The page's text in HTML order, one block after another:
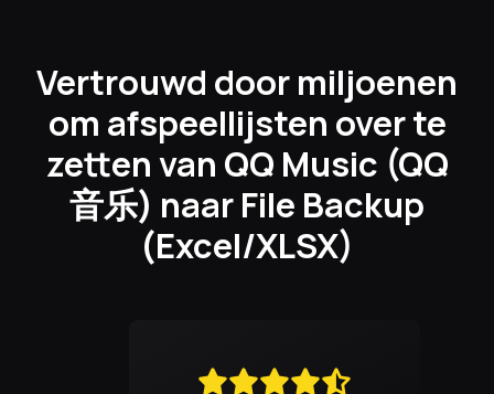
Vertrouwd door miljoenen
om afspeellijsten over te
zetten van QQ Music (QQ
音乐) naar File Backup
(Excel/XLSX)